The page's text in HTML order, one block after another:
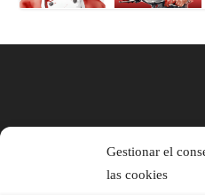
Gestionar el
las cookies